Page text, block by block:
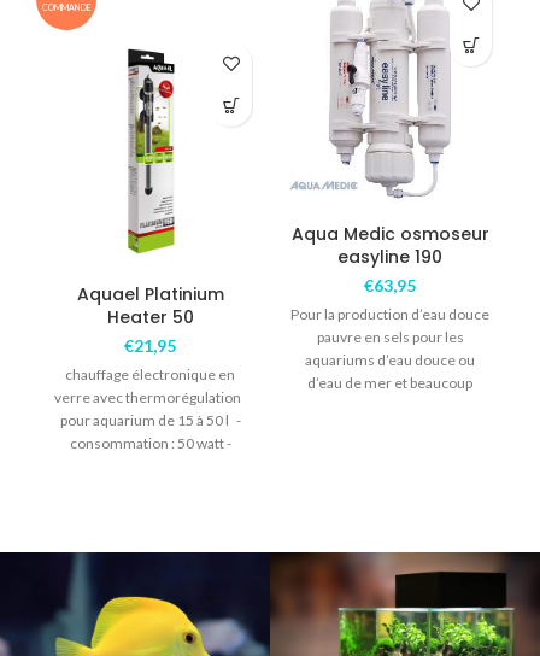
COMMANDE
Aquael Platinium
Heater 50
€21,95
chauffage électronique en
verre avec thermorégulation
pour aquarium de 15 à 50 l -
consommation : 50 watt -
Aqua Medic osmoseur
easyline 190
€63,95
Pour la production d’eau douce
pauvre en sels pour les
aquariums d’eau douce ou
d’eau de mer et beaucoup